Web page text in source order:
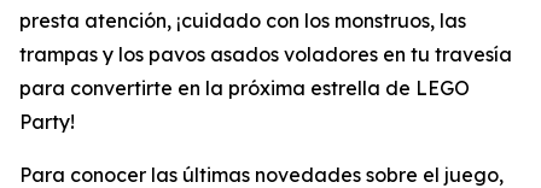
presta atención, ¡cuidado con los monstruos, las
trampas y los pavos asados voladores en tu travesía
para convertirte en la próxima estrella de LEGO
Party!
Para conocer las últimas novedades sobre el juego,